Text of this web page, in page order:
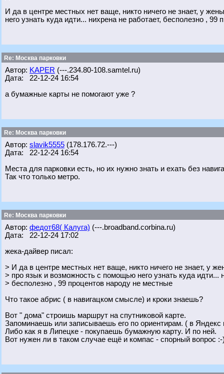
И да в центре местных нет ваще, никто ничего не знает, у
него узнать куда идти... нихрена не работает, бесполезно ,
Re: Москва парковки
Автор: KAPER (---.234.80-108.samtel.ru)
Дата: 22-12-24 16:54
а бумажные карты не помогают уже ?
Re: Москва парковки
Автор: slavik5555 (178.176.72.---)
Дата: 22-12-24 16:54
Места для парковки есть, но их нужно знать и ехать без
Так что только метро.
Re: Москва парковки
Автор: федот68( Калуга) (---.broadband.corbina.ru)
Дата: 22-12-24 17:02
жека-дайвер писал:
> И да в центре местных нет ваще, никто ничего не знает, у
> про язык и возможность с помощью него узнать куда идти...
> бесполезно , 99 процентов народу не местные
Что такое абрис ( в навигацком смысле) и кроки знаешь?
Вот " дома" строишь маршрут на спутниковой карте.
Запоминаешь или записываешь его по ориентирам. ( в Яндекс
Либо как я в Липецке - покупаешь бумажную карту. И по ней.
Вот нужен ли в таком случае ещё и компас - спорный вопрос :-